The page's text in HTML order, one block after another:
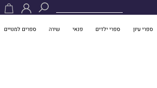
ספרי עיון ספרי ילדים פנאי שירה ספרים למנויים